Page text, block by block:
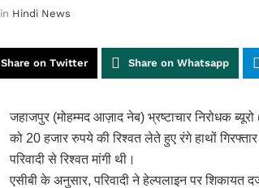
in Hindi News
Share on Twitter Share on Whatsapp
जहाजपुर (मोहम्मद आज़ाद नेब) भ्रष्टाचार निरोधक
को 20 हजार रुपये की रिश्वत लेते हुए रंगे हाथों
परिवादी से रिश्वत मांगी थी।
एसीबी के अनुसार, परिवादी ने हेल्पलाइन पर शिकायत